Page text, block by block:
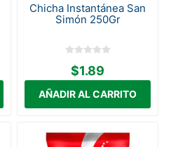
Chicha Instantánea San
Simón 250Gr
$1.89